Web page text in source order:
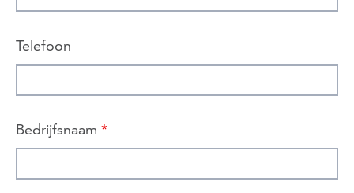
Telefoon
Bedrijfsnaam *